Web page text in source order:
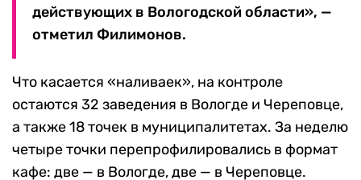
действующих в Вологодской области», —
отметил Филимонов.
Что касается «наливаек», на контроле
остаются 32 заведения в Вологде и Череповце,
а также 18 точек в муниципалитетах. За неделю
четыре точки перепрофилировались в формат
кафе: две — в Вологде, две — в Череповце.